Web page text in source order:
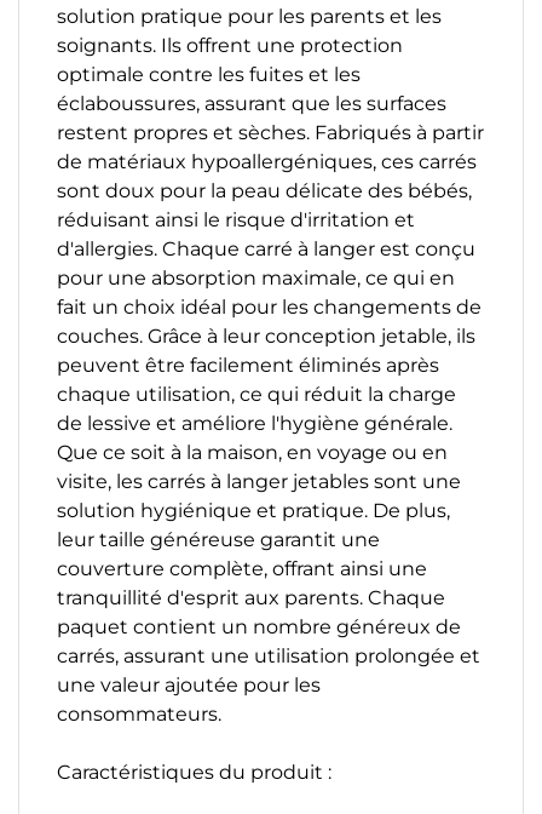
solution pratique pour les parents et les
soignants. Ils offrent une protection
optimale contre les fuites et les
éclaboussures, assurant que les surfaces
restent propres et sèches. Fabriqués à partir
de matériaux hypoallergéniques, ces carrés
sont doux pour la peau délicate des bébés,
réduisant ainsi le risque d'irritation et
d'allergies. Chaque carré à langer est conçu
pour une absorption maximale, ce qui en
fait un choix idéal pour les changements de
couches. Grâce à leur conception jetable, ils
peuvent être facilement éliminés après
chaque utilisation, ce qui réduit la charge
de lessive et améliore l'hygiène générale.
Que ce soit à la maison, en voyage ou en
visite, les carrés à langer jetables sont une
solution hygiénique et pratique. De plus,
leur taille généreuse garantit une
couverture complète, offrant ainsi une
tranquillité d'esprit aux parents. Chaque
paquet contient un nombre généreux de
carrés, assurant une utilisation prolongée et
une valeur ajoutée pour les
consommateurs.
Caractéristiques du produit :